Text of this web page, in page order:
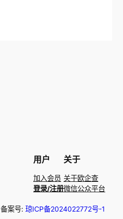
用户
加入会员
登录/注册
关于
关于欧企查
微信公众平台
备案号:琼ICP备2024022772号-1